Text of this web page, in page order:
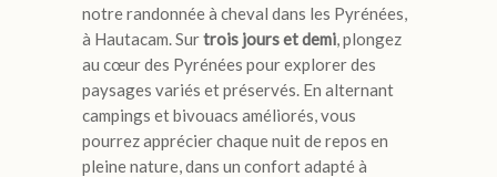
notre randonnée à cheval dans les Pyrénées,
à Hautacam. Surtrois jours et demi, plongez
au cœur des Pyrénées pour explorer des
paysages variés et préservés. En alternant
campings et bivouacs améliorés, vous
pourrez apprécier chaque nuit de repos en
pleine nature, dans un confort adapté à